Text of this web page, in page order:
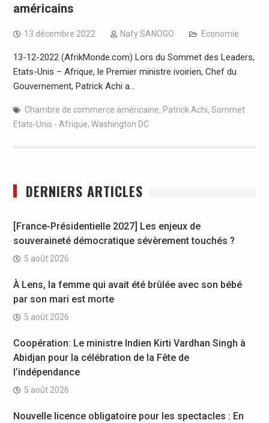
américains
13 décembre 2022 Nafy SANOGO Economie
13-12-2022 (AfrikMonde.com) Lors du Sommet des Leaders,
Etats-Unis – Afrique, le Premier ministre ivoirien, Chef du
Gouvernement, Patrick Achi a…
Chambre de commerce américaine, Patrick Achi, Sommet
Etats-Unis - Afrique, Washington DC
DERNIERS ARTICLES
[France-Présidentielle 2027] Les enjeux de
souveraineté démocratique sévèrement touchés ?
5 août 2026
À Lens, la femme qui avait été brûlée avec son bébé
par son mari est morte
5 août 2026
Coopération: Le ministre Indien Kirti Vardhan Singh à
Abidjan pour la célébration de la Fête de
l’indépendance
5 août 2026
Nouvelle licence obligatoire pour les spectacles : En